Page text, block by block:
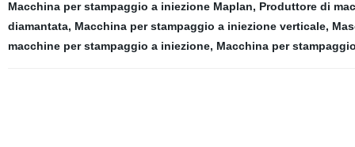
Macchina per stampaggio a iniezione Maplan, Produttore di
diamantata, Macchina per stampaggio a iniezione verticale,
macchine per stampaggio a iniezione, Macchina per